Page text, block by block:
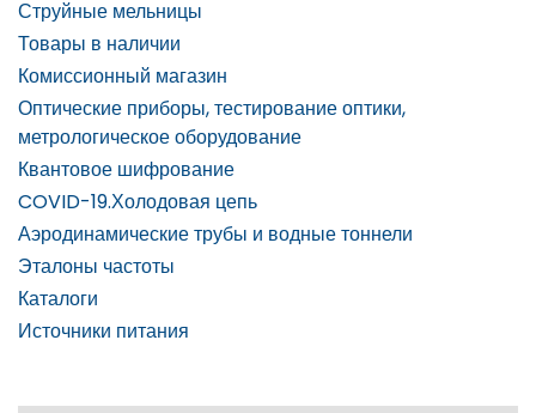
Струйные мельницы
Товары в наличии
Комиссионный магазин
Оптические приборы, тестирование оптики,
метрологическое оборудование
Квантовое шифрование
COVID-19.Холодовая цепь
Аэродинамические трубы и водные тоннели
Эталоны частоты
Каталоги
Источники питания